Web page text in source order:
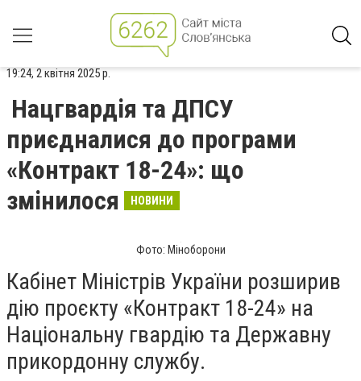
19:24, 2 квітня 2025 р.
Нацгвардія та ДПСУ
приєдналися до програми
«Контракт 18-24»: що
змінилося
НОВИНИ
Фото: Міноборони
Кабінет Міністрів України розширив
дію проєкту «Контракт 18-24» на
Національну гвардію та Державну
прикордонну службу.